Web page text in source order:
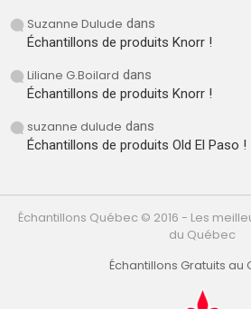
Suzanne Dulude dans
Échantillons de produits Knorr !
Liliane G.Boilard dans
Échantillons de produits Knorr !
suzanne dulude dans
Échantillons de produits Old El Paso !
Échantillons Québec © 2016 - Les
du Québec
Échantillons Gratuits au